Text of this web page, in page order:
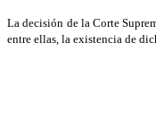
La decisión de la Corte
entre ellas, la existencia de